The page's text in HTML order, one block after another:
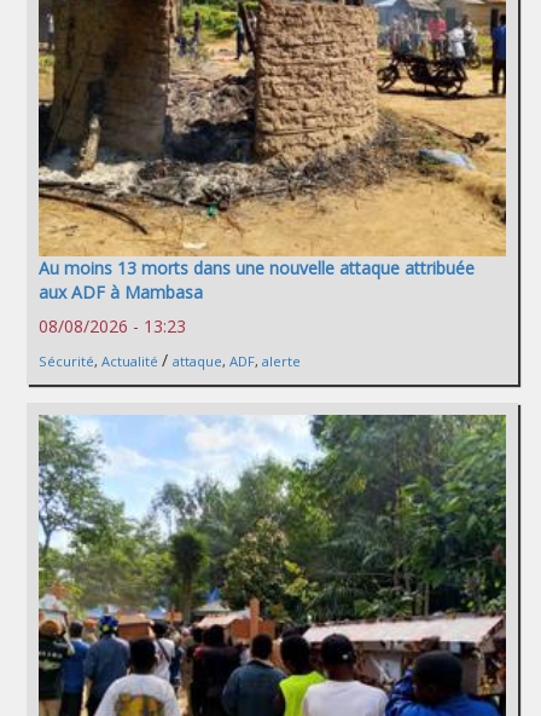
Au moins 13 morts dans une nouvelle attaque attribuée
aux ADF à Mambasa
08/08/2026 - 13:23
Sécurité, Actualité / attaque, ADF, alerte